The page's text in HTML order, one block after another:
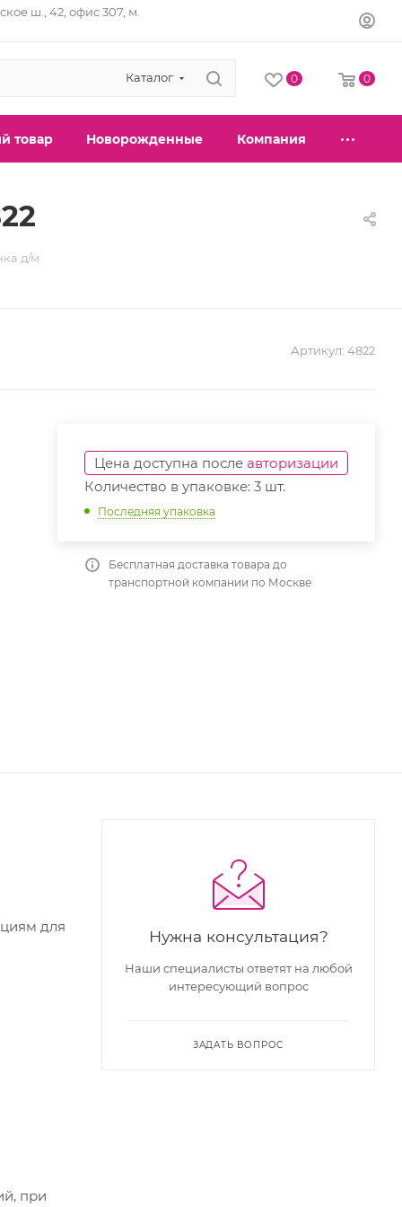
ш., 42, офис 307, м.
Каталог 0 0
товар Новорожденные Компания
д/м
Артикул: 4822
Цена доступна после авторизации
Количество в упаковке: 3 шт.
Последняя упаковка
Бесплатная доставка товара до
транспортной компании по Москве
для
при
Нужна консультация?
Наши специалисты ответят на любой
интересующий вопрос
ЗАДАТЬ ВОПРОС